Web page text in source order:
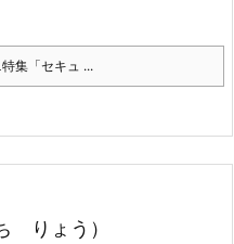
特集「セキュ ...
りょう）